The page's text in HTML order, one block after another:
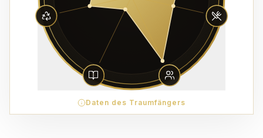
Daten des Traumfängers